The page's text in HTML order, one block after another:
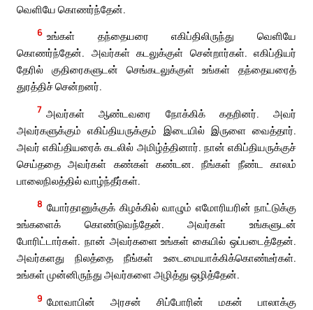
வெளியே கொணர்ந்தேன்.
6 உங்கள் தந்தையரை எகிப்திலிருந்து வெளியே
கொணர்ந்தேன். அவர்கள் கடலுக்குள் சென்றார்கள். எகிப்தியர்
தேரில் குதிரைகளுடன் செங்கடலுக்குள் உங்கள் தந்தையரைத்
துரத்திச் சென்றனர்.
7 அவர்கள் ஆண்டவரை நோக்கிக் கதறினர். அவர்
அவர்களுக்கும் எகிப்தியருக்கும் இடையில் இருளை வைத்தார்.
அவர் எகிப்தியரைக் கடலில் அமிழ்த்தினார். நான் எகிப்தியருக்குச்
செய்ததை அவர்கள் கண்கள் கண்டன. நீங்கள் நீண்ட காலம்
பாலைநிலத்தில் வாழ்ந்தீர்கள்.
8 யோர்தானுக்குக் கிழக்கில் வாழும் எமோரியரின் நாட்டுக்கு
உங்களைக் கொண்டுவந்தேன். அவர்கள் உங்களுடன்
போரிட்டார்கள். நான் அவர்களை உங்கள் கையில் ஒப்படைத்தேன்.
அவர்களது நிலத்தை நீங்கள் உடைமையாக்கிக்கொண்டீர்கள்.
உங்கள் முன்னிருந்து அவர்களை அழித்து ஒழித்தேன்.
9 மோவாபின் அரசன் சிப்போரின் மகன் பாலாக்கு